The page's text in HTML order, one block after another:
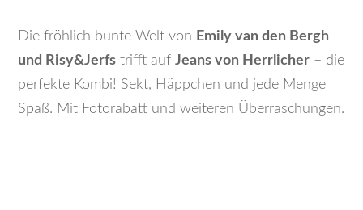
Die fröhlich bunte Welt von Emily van den Bergh
und Risy&Jerfs trifft aufJeans von Herrlicher – die
perfekte Kombi! Sekt, Häppchen und jede Menge
Spaß. Mit Fotorabatt und weiteren Überraschungen.